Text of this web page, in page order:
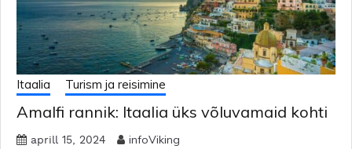
Itaalia Turism ja reisimine
Amalfi rannik: Itaalia üks võluvamaid kohti
aprill 15, 2024 infoViking